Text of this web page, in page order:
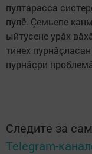
пултарасса
пулӗ. Çемьепе
ыйтусене урăх
тинех
пурнăçри
Следите за
Telegram-